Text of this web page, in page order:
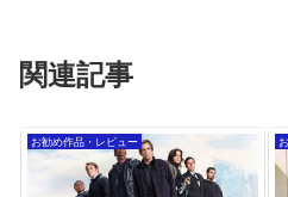
関連記事
お勧め作品・レビュー